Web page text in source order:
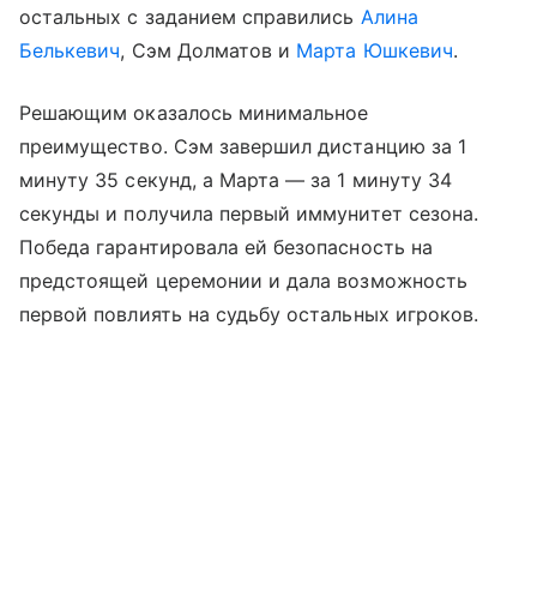
остальных с заданием справились Алина
Белькевич, Сэм Долматов и Марта Юшкевич.
Решающим оказалось минимальное
преимущество. Сэм завершил дистанцию за 1
минуту 35 секунд, а Марта — за 1 минуту 34
секунды и получила первый иммунитет сезона.
Победа гарантировала ей безопасность на
предстоящей церемонии и дала возможность
первой повлиять на судьбу остальных игроков.